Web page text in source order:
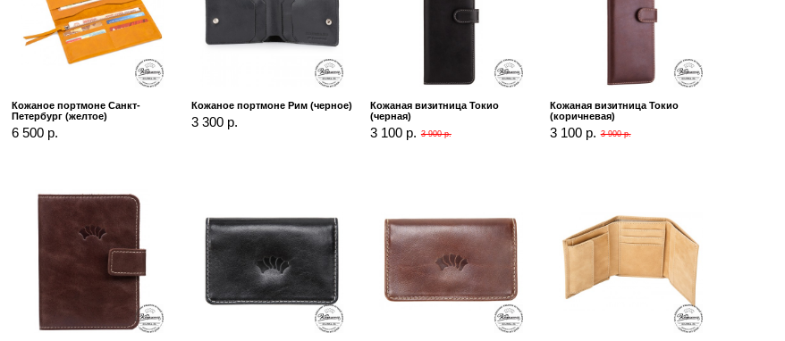
Кожаное портмоне Санкт-
Петербург (желтое)
6 500 р.
Кожаное портмоне Рим (черное)
3 300 р.
Кожаная визитница Токио
(черная)
3 100 р. 3 900 р.
Кожаная визитница Токио
(коричневая)
3 100 р. 3 900 р.